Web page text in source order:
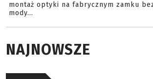
montaż optyki na fabrycznym zamku
mody...
NAJNOWSZE